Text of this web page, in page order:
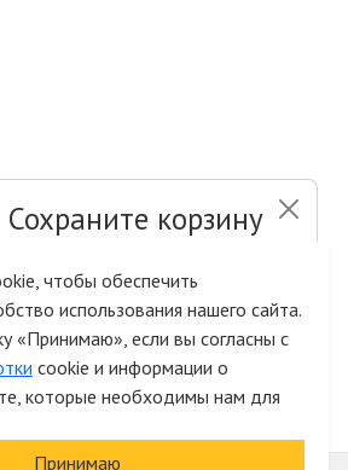
Сохраните корзину
Быстрая авторизация на сайте
чтобы обеспечить
использования нашего сайта.
«Принимаю», если вы согласны с
cookie и информации о
которые необходимы нам для
Принимаю